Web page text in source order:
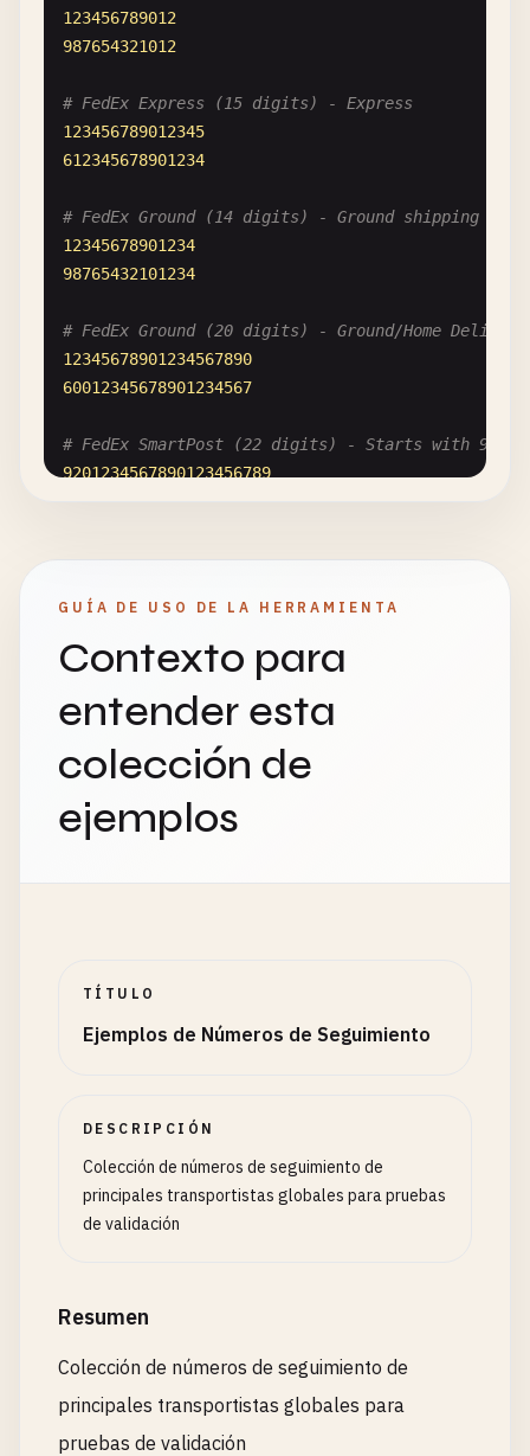
123456789012
987654321012
# FedEx Express (15 digits) - Express
123456789012345
612345678901234
# FedEx Ground (14 digits) - Ground shipping
12345678901234
98765432101234
# FedEx Ground (20 digits) - Ground/Home Delivery
12345678901234567890
60012345678901234567
# FedEx SmartPost (22 digits) - Starts with 92/
9201234567890123456789
9512345678901234567890
# ============================================
# UPS 联合包裹
# ============================================
# UPS Standard (18 digits) - Starts with 1Z
1Z12345E1512345678
Z999AA10123456767
ABC12345678901234567
# ============================================
# USPS 美国邮政
92012345678901234567
93012345678901234567
# USPS 20-digit - Other prefixes
GUÍA DE USO DE LA HERRAMIENTA
Contexto para
entender esta
colección de
ejemplos
TÍTULO
Ejemplos de Números de Seguimiento
DESCRIPCIÓN
Colección de números de seguimiento de
principales transportistas globales para pruebas
de validación
Resumen
Colección de números de seguimiento de
principales transportistas globales para
pruebas de validación